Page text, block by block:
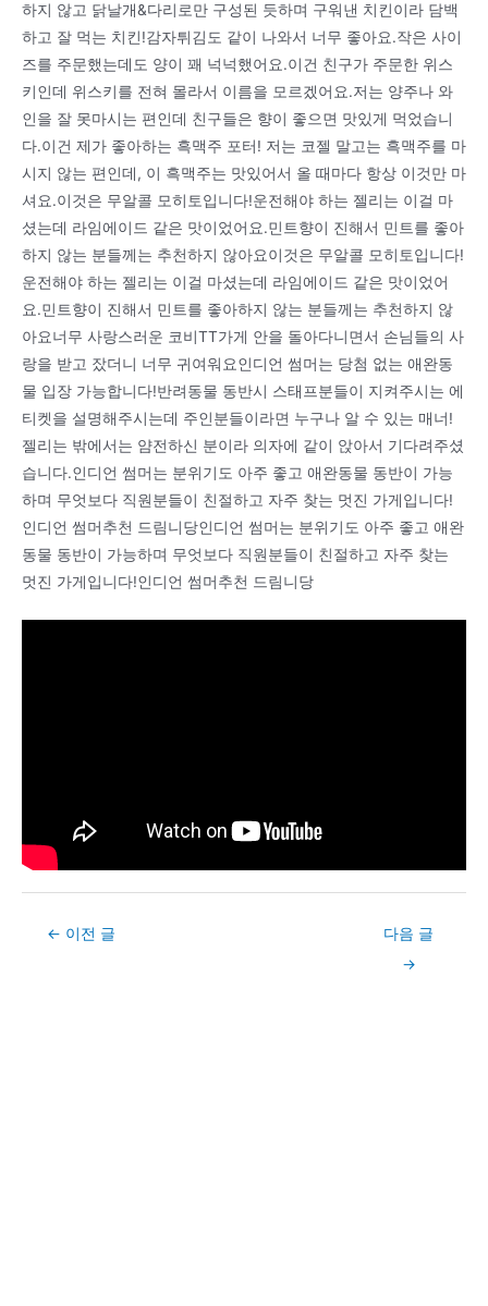
하지 않고 닭날개&다리로만 구성된 듯하며 구워낸 치킨이라 담백
하고 잘 먹는 치킨!감자튀김도 같이 나와서 너무 좋아요.작은 사이
즈를 주문했는데도 양이 꽤 넉넉했어요.이건 친구가 주문한 위스
키인데 위스키를 전혀 몰라서 이름을 모르겠어요.저는 양주나 와
인을 잘 못마시는 편인데 친구들은 향이 좋으면 맛있게 먹었습니
다.이건 제가 좋아하는 흑맥주 포터! 저는 코젤 말고는 흑맥주를 마
시지 않는 편인데, 이 흑맥주는 맛있어서 올 때마다 항상 이것만 마
셔요.이것은 무알콜 모히토입니다!운전해야 하는 젤리는 이걸 마
셨는데 라임에이드 같은 맛이었어요.민트향이 진해서 민트를 좋아
하지 않는 분들께는 추천하지 않아요이것은 무알콜 모히토입니다!
운전해야 하는 젤리는 이걸 마셨는데 라임에이드 같은 맛이었어
요.민트향이 진해서 민트를 좋아하지 않는 분들께는 추천하지 않
아요너무 사랑스러운 코비TT가게 안을 돌아다니면서 손님들의 사
랑을 받고 잤더니 너무 귀여워요인디언 썸머는 당첨 없는 애완동
물 입장 가능합니다!반려동물 동반시 스태프분들이 지켜주시는 에
티켓을 설명해주시는데 주인분들이라면 누구나 알 수 있는 매너!
젤리는 밖에서는 얌전하신 분이라 의자에 같이 앉아서 기다려주셨
습니다.인디언 썸머는 분위기도 아주 좋고 애완동물 동반이 가능
하며 무엇보다 직원분들이 친절하고 자주 찾는 멋진 가게입니다!
인디언 썸머추천 드림니당인디언 썸머는 분위기도 아주 좋고 애완
동물 동반이 가능하며 무엇보다 직원분들이 친절하고 자주 찾는
멋진 가게입니다!인디언 썸머추천 드림니당
Post← 이전 글
다음 글
→